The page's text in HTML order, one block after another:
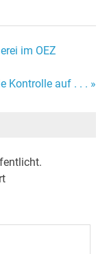
im OEZ
Kontrolle auf . . . »